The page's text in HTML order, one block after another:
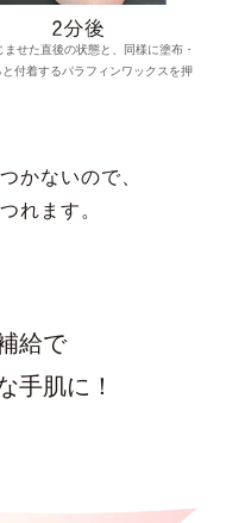
せた直後の状態と、同様に塗布・
付着するパラフィンワックスを押
かないので、
れます。
給で
手肌に！